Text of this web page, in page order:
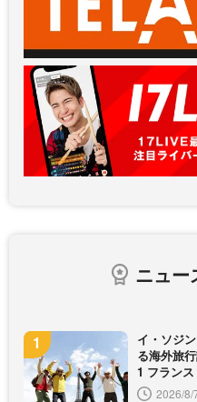
ニュー
イ・ソジ
る海外旅
1 フラン
2026/8/